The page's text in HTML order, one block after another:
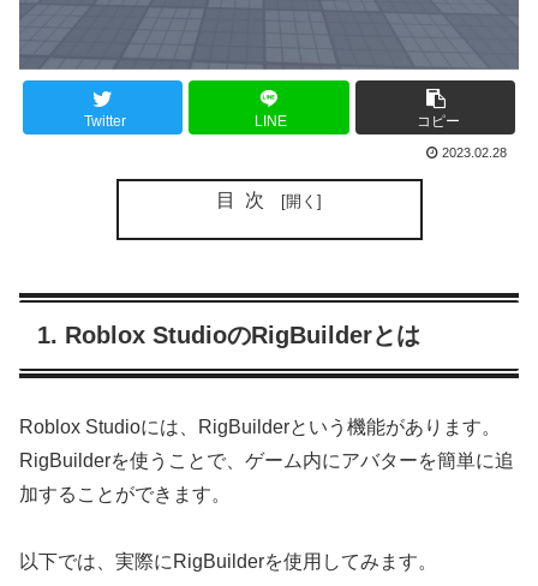
Twitter LINE コピー
2023.02.28
目次
1. Roblox StudioのRigBuilderとは
Roblox Studioには、RigBuilderという機能があります。
RigBuilderを使うことで、ゲーム内にアバターを簡単に追
加することができます。
以下では、実際にRigBuilderを使用してみます。